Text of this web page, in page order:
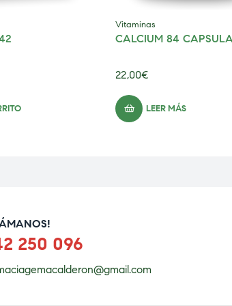
Vitaminas
CALCIUM 84
22,00€
LEER MÁS
250 096